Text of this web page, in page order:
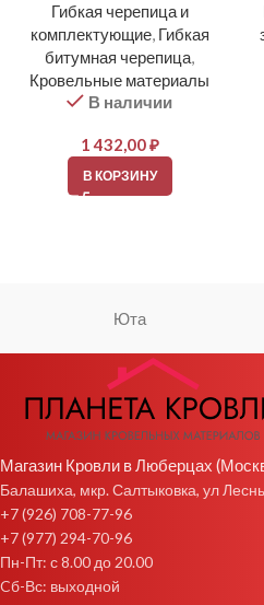
Гибкая черепица и
комплектующие, Гибкая
битумная черепица,
Кровельные материалы
В наличии
1 432,00₽
В КОРЗИНУ
Юта
Магазин Кровли в Люберцах
Балашиха, мкр. Салтыковка, ул
+7 (926) 708-77-96
+7 (977) 294-70-96
Пн-Пт: с 8.00 до 20.00
Cб-Вс: выходной